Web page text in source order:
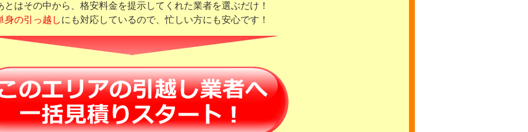
とはその中から、格安料金を提示してくれた業者を選ぶだけ！
身の引っ越しにも対応しているので、忙しい方にも安心です！